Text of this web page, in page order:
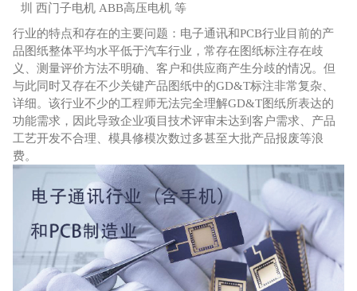
圳 西门子电机 ABB高压电机 等
行业的特点和存在的主要问题：电子通讯和PCB行业目前的产
品图纸整体平均水平低于汽车行业，常存在图纸标注存在歧
义、测量评价方法不明确、客户和供应商产生分歧的情况。但
与此同时又存在不少关键产品图纸中的GD&T标注非常复杂、
详细。该行业不少的工程师无法完全理解GD&T图纸所表达的
功能需求，因此导致企业项目技术评审未达到客户需求、产品
工艺开发不合理、模具修模次数过多甚至大批产品报废等浪
费。